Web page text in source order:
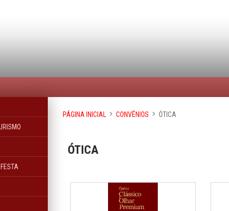
PÁGINA INICIAL CONVÊNIOS ÓTICA
ÓTICA